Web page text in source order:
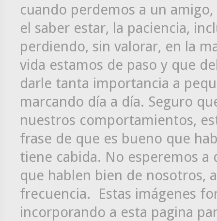
cuando perdemos a un
el saber estar, la paciencia,
perdiendo, sin valorar, en la
vida estamos de paso y que
darle tanta importancia a
marcando día a día. Seguro
nuestros comportamientos,
frase de que es bueno que
tiene cabida. No esperemos
que hablen bien de nosotros,
frecuencia. Estas imágenes
incorporando a esta pagina